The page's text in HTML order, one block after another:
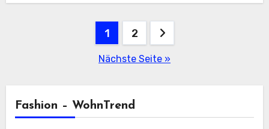
Seitennummerierung
1 2
Nächste Seite »
Fashion – WohnTrend